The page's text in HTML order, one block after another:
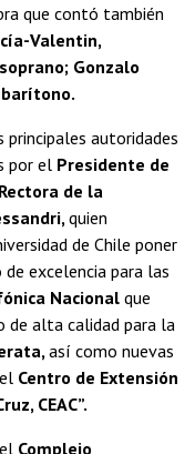
que contó también
Valentin,
Gonzalo
autoridades
por el Presidente de
de la
quien
de Chile poner
excelencia para las
Nacional que
de alta calidad para la
así como nuevas
Centro de Extensión
CEAC”.
Complejo